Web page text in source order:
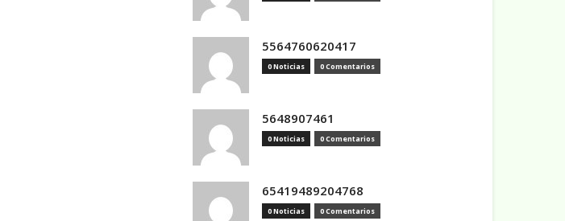
5564760620417
0 Noticias 0 Comentarios
5648907461
0 Noticias 0 Comentarios
65419489204768
0 Noticias 0 Comentarios